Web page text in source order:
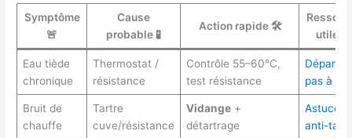
Symptôme
🚨
Cause
probable 🧪
Action rapide 🛠️
utile 🔗
Eau tiède
chronique
Thermostat /
résistance
Contrôle 55–60°C,
test résistance
pas à
Bruit de
chauffe
Tartre
cuve/résistance
Vidange+
détartrage
Astuce
anti-